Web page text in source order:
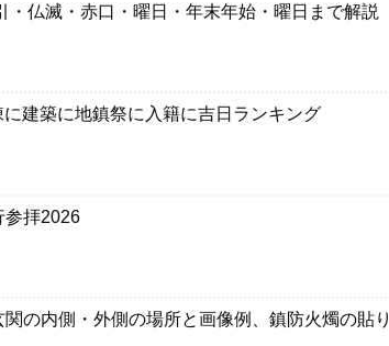
仏滅・赤口・曜日・年末年始・曜日まで解説
建築に地鎮祭に入籍に吉日ランキング
参拝2026
の内側・外側の場所と画像例、鎮防火燭の貼り